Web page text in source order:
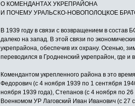
О КОМЕНДАНТАХ УКРЕПРАЙОНА
И ПОЧЕМУ УРАЛЬСКО-НОВОПОЛОЦКОЕ
В 1939 году в связи с возвращением в состав
далеко на запад. В этой связи по
укрепрайона, обеспечив их охрану. Осенью,
переводился в Гродненский укрепрайон, где и
Комендантом укрепленного района в это
Федорович (с 4 ноября 1939 по 1 сентября
ноября 1939 года), Степанов (с 4 ноября по
Военкомом УР Лаговский Иван Иванович (с 27